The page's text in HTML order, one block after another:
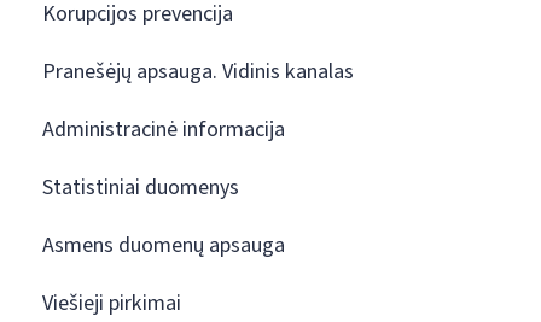
Korupcijos prevencija
Pranešėjų apsauga. Vidinis kanalas
Administracinė informacija
Statistiniai duomenys
Asmens duomenų apsauga
Viešieji pirkimai